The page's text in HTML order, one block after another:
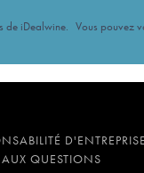
iDealwine. Vous pouvez
AUX QUESTIONS